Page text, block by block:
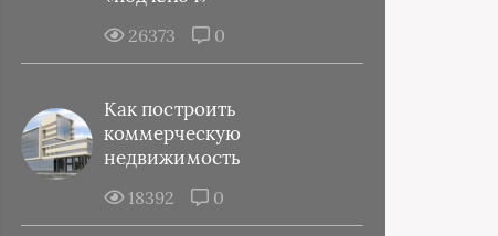
26373 0
Как построить
коммерческую
недвижимость
18392 0